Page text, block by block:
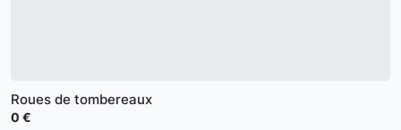
Roues de tombereaux
0 €